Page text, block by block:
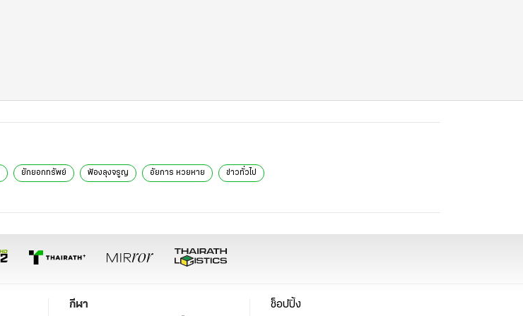
ยักยอกทรัพย์ ฟ้องลุงจรูญ อัยการ หวยหาย ข่าวทั่วไป
กีฬา ช็อปปิ้ง